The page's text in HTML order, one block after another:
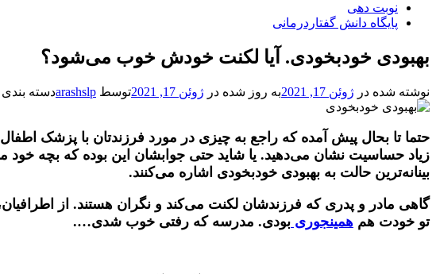
نوبت دهی
پایگاه دانش گفتاردرمانی
بهبودی خودبخودی. آیا لکنت خودش خوب می‌شود؟
نوشته شده در ژوئن 17, 2021 به روز شده در ژوئن 17, 2021 توسط arashslpدسته بندی
حتما تا بحال پیش آمده که راجع به چیزی در مورد فرزندتان با پزشک
زیاد حساسیت نشان می‌دهید. یا شاید حتی جوابشان این بوده که بچه
بینانه‌ترین حالت به بهبودی خودبخودی اشاره می‌کنند.
گاهی مادر و پدری که فرزندشان لکنت می‌کند و نگران هستند. از
تو خودت هم همینجوری بودی. مدرسه که رفتی خوب شدی….